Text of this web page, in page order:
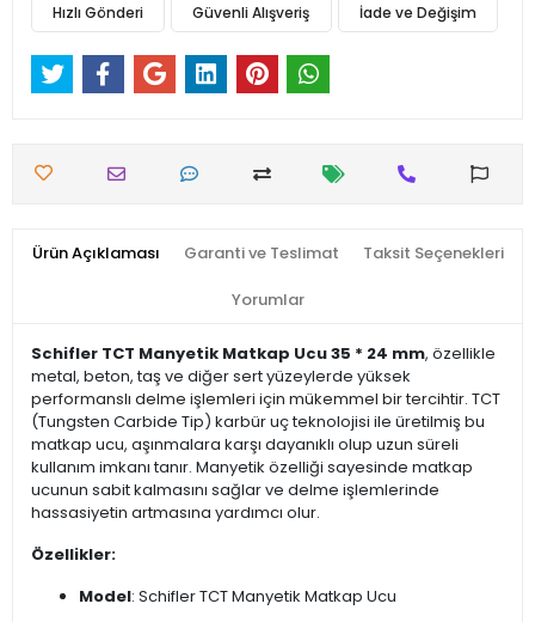
Hızlı Gönderi Güvenli Alışveriş İade ve Değişim
Ürün Açıklaması Garanti ve Teslimat Taksit Seçenekleri
Yorumlar
Schifler TCT Manyetik Matkap Ucu 35 * 24 mm, özellikle
metal, beton, taş ve diğer sert yüzeylerde yüksek
performanslı delme işlemleri için mükemmel bir tercihtir. TCT
(Tungsten Carbide Tip) karbür uç teknolojisi ile üretilmiş bu
matkap ucu, aşınmalara karşı dayanıklı olup uzun süreli
kullanım imkanı tanır. Manyetik özelliği sayesinde matkap
ucunun sabit kalmasını sağlar ve delme işlemlerinde
hassasiyetin artmasına yardımcı olur.
Özellikler:
Model: Schifler TCT Manyetik Matkap Ucu